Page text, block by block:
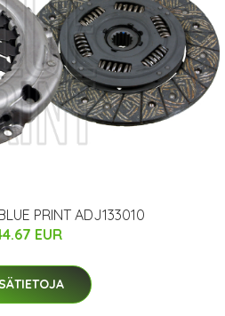
PRINT ADJ133010
EUR